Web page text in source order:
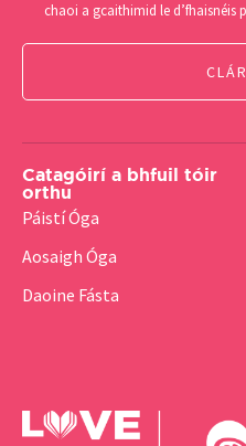
chaoi a gcaithimid le d’fhaisnéis
Catagóirí a bhfuil tóir
orthu
Páistí Óga
Aosaigh Óga
Daoine Fásta